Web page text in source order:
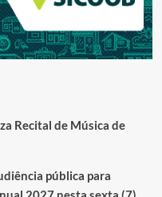
Recital de Música de
pública para